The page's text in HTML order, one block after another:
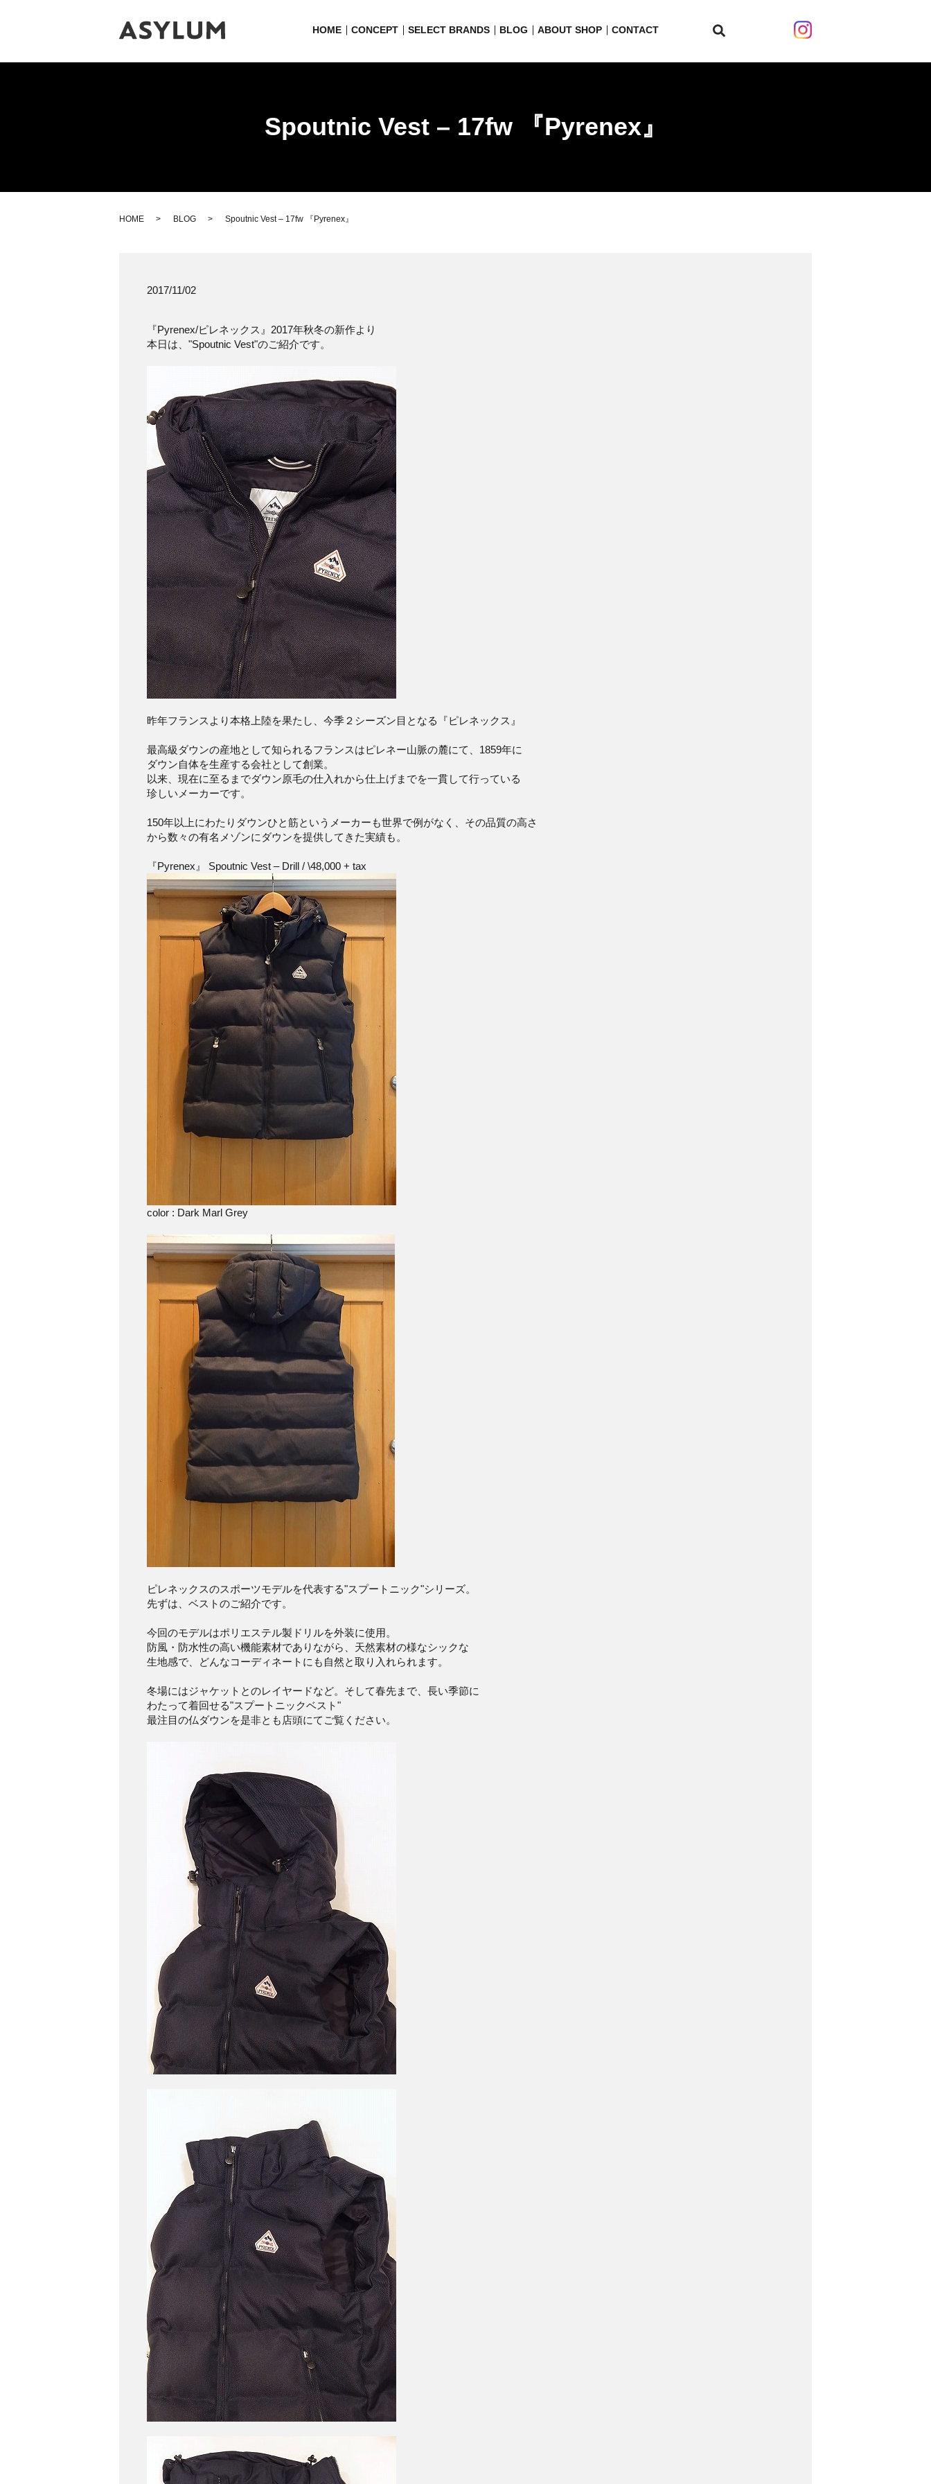
HOME CONCEPT SELECT BRANDS BLOG ABOUT SHOP CONTACT
Spoutnic Vest – 17fw 『Pyrenex』
HOME BLOG Spoutnic Vest – 17fw 『Pyrenex』
2017/11/02
『Pyrenex/ピレネックス』2017年秋冬の新作より
本日は、"Spoutnic Vest"のご紹介です。
昨年フランスより本格上陸を果たし、今季２シーズン目となる『ピレネックス』
最高級ダウンの産地として知られるフランスはピレネー山脈の麓にて、1859年に
ダウン自体を生産する会社として創業。
以来、現在に至るまでダウン原毛の仕入れから仕上げまでを一貫して行っている
珍しいメーカーです。
150年以上にわたりダウンひと筋というメーカーも世界で例がなく、その品質の高さ
から数々の有名メゾンにダウンを提供してきた実績も。
『Pyrenex』 Spoutnic Vest – Drill / \48,000 + tax
color : Dark Marl Grey
ピレネックスのスポーツモデルを代表する"スプートニック"シリーズ。
先ずは、ベストのご紹介です。
今回のモデルはポリエステル製ドリルを外装に使用。
防風・防水性の高い機能素材でありながら、天然素材の様なシックな
生地感で、どんなコーディネートにも自然と取り入れられます。
冬場にはジャケットとのレイヤードなど。そして春先まで、長い季節に
わたって着回せる"スプートニックベスト"
最注目の仏ダウンを是非とも店頭にてご覧ください。